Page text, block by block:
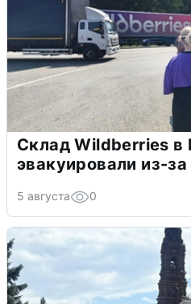
Склад Wildberries в
эвакуировали из-
5 августа 0